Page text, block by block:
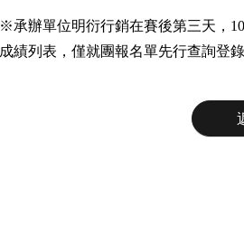
※承辦單位明衍行銷在賽後第三天，
成績列表，僅就團報名單先行查詢登